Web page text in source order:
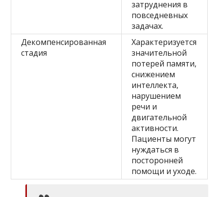
затруднения в
повседневных
задачах.
Декомпенсированная
стадия
Характеризуется
значительной
потерей памяти,
снижением
интеллекта,
нарушением
речи и
двигательной
активности.
Пациенты могут
нуждаться в
посторонней
помощи и уходе.